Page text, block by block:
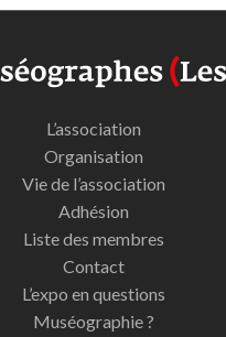
L’association
Organisation
Vie de l’association
Adhésion
Liste des membres
Contact
L’expo en questions
Muséographie ?